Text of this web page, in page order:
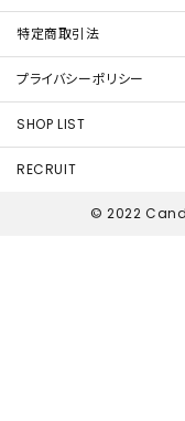
特定商取引法
プライバシーポリシー
SHOP LIST
RECRUIT
© 2022